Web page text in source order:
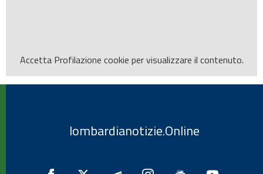
Accetta Profilazione cookie per visualizzare il contenuto.
lombardianotizie.Online